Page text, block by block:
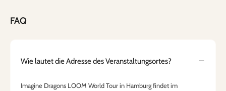
FAQ
Wie lautet die Adresse des Veranstaltungsortes?
Imagine Dragons LOOM World Tour in Hamburg findet im